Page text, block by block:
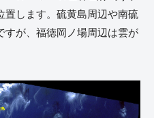
置します。硫黄島周辺や南硫
すが、福徳岡ノ場周辺は雲が